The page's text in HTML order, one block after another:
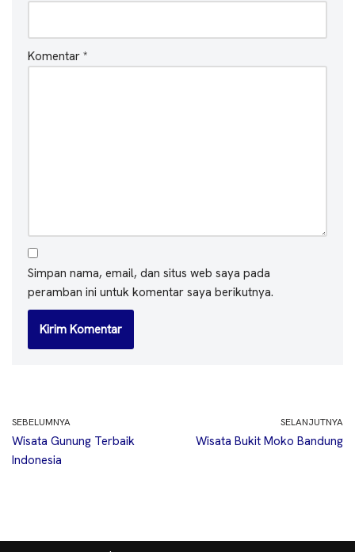
Komentar *
Simpan nama, email, dan situs web saya pada
peramban ini untuk komentar saya berikutnya.
SEBELUMNYA
Wisata Gunung Terbaik
Indonesia
SELANJUTNYA
Wisata Bukit Moko Bandung